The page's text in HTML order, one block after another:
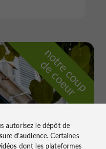
n
o
t
r
e
c
o
u
p
d
e
c
o
e
u
r
autorisez le dépôt de
d'audience. Certaines
dont les plateformes